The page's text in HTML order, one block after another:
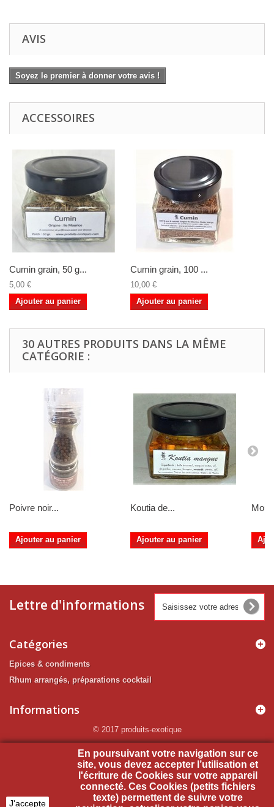
AVIS
Soyez le premier à donner votre avis !
ACCESSOIRES
Cumin grain, 50 g...
5,00 €
Ajouter au panier
Cumin grain, 100 ...
10,00 €
Ajouter au panier
30 AUTRES PRODUITS DANS LA MÊME
CATÉGORIE :
Poivre noir...
Ajouter au panier
Koutia de...
Ajouter au panier
Lettre d'informations
Catégories
Epices & condiments
Rhum arrangés, préparations cocktail
Informations
© 2017 produits-exotique
Informations sur votre boutique
J'accepte
En poursuivant votre navigation sur ce
site, vous devez accepter l’utilisation et
l'écriture de Cookies sur votre appareil
connecté. Ces Cookies (petits fichiers
texte) permettent de suivre votre